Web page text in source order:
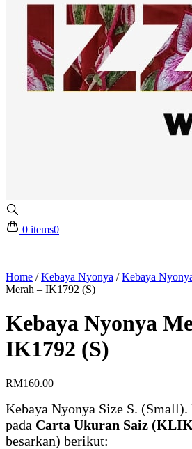
0 items0
Home /Kebaya Nyonya /Kebaya
Merah – IK1792 (S)
Kebaya Nyonya
IK1792 (S)
RM160.00
Kebaya Nyonya Size S.
pada Carta Ukuran Saiz
besarkan) berikut: